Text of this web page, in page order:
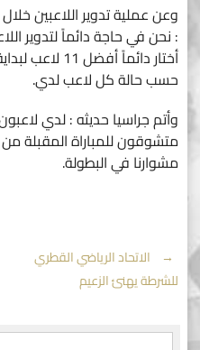
وعن عملية تدوير اللاعبين
: نحن في حاجة دائماً لتدوير
أختار دائماً
حسب حالة كل لاعب لدي.
وأتم جراسيا حديثه : لدي
متشوقون للمباراة المقبلة
مشوارنا في البطولة.
Post
navigation
←
الاتحاد الرياضي القطري
للشرطة يهنئ الزعيم